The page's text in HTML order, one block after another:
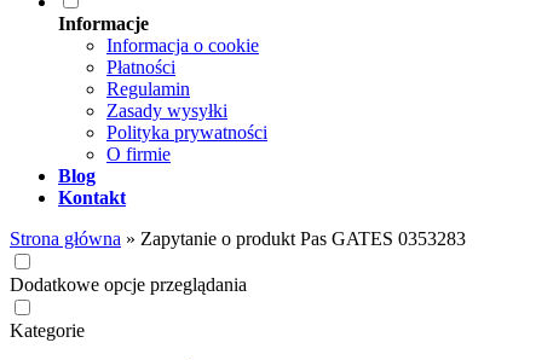
Informacje
Informacja o cookie
Płatności
Regulamin
Zasady wysyłki
Polityka prywatności
O firmie
Blog
Kontakt
Strona główna » Zapytanie o produkt Pas GATES 0353283
Dodatkowe opcje przeglądania
Kategorie